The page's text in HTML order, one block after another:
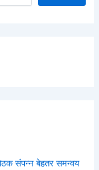
संपन्न बेहतर समन्वय